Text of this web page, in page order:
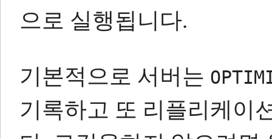
으로 실행됩니다.
기본적으로 서버는
기록하고 또 리플리케이